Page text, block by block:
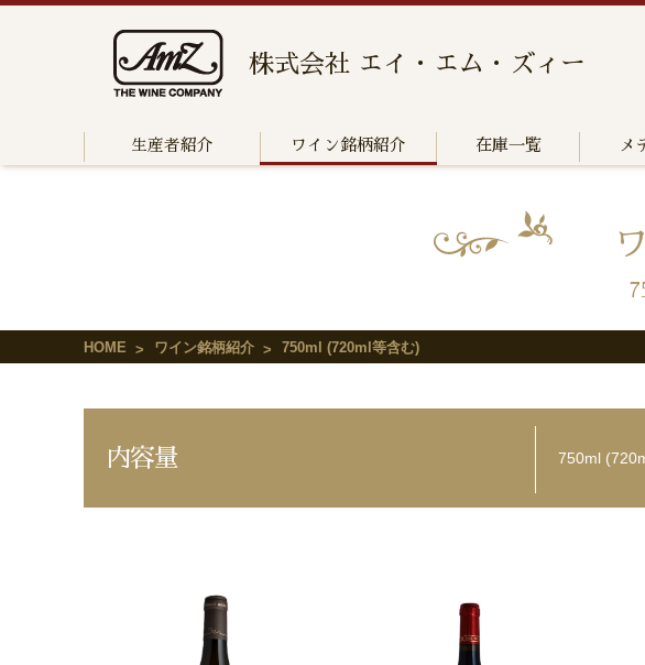
株式会社 エイ・エム・ズィー
生産者紹介 ワイン銘柄紹介 在庫一覧 メ
HOME ワイン銘柄紹介 750ml (720ml等含む)
内容量 750ml